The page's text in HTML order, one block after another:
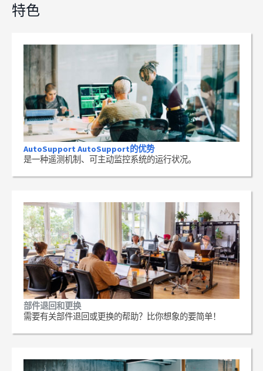
特色
AutoSupport AutoSupport的优势
是一种遥测机制、可主动监控系统的运行状况。
部件退回和更换
需要有关部件退回或更换的帮助？比你想象的要简单！